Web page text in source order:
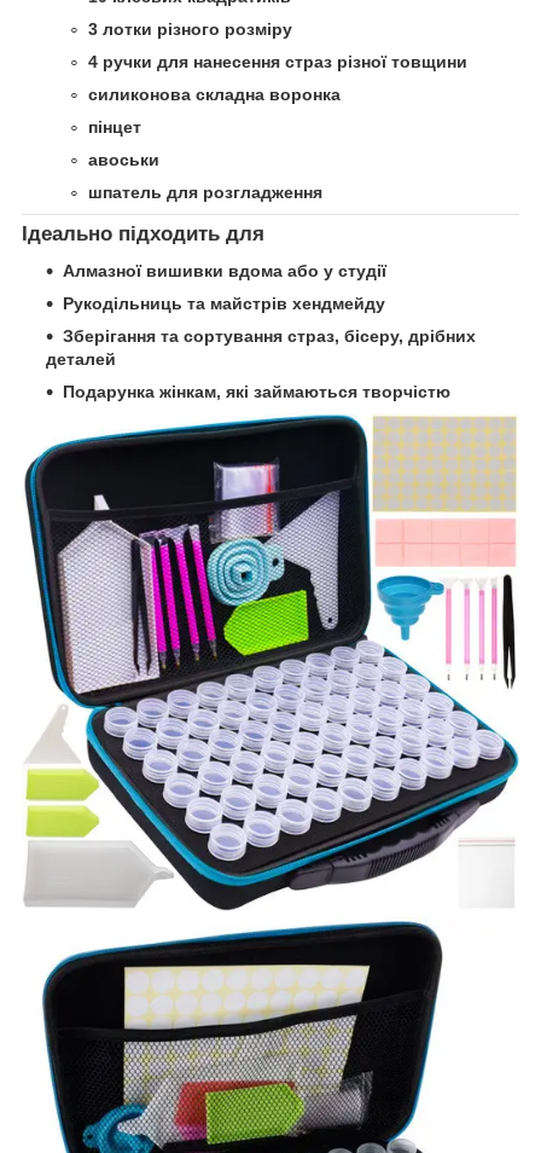
3 лотки різного розміру
4 ручки для нанесення страз різної товщини
силиконова складна воронка
пінцет
авоськи
шпатель для розгладження
Ідеально підходить для
Алмазної вишивки вдома або у студії
Рукодільниць та майстрів хендмейду
Зберігання та сортування страз, бісеру, дрібних
деталей
Подарунка жінкам, які займаються творчістю